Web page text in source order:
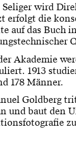
wird
erfolgt die
auf das Buch
Akademie
1913
178 Männer.
Goldberg
und baut den